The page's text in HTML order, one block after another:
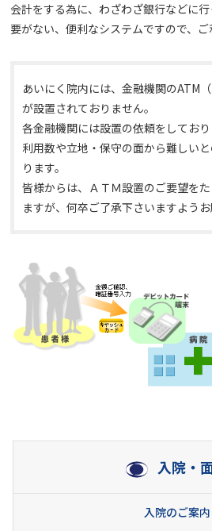
会計をする為に、わざわざ銀行などに
要がない、便利なシステムですので、ご
あいにく院内には、金融機関のATM
が設置されておりません。
各金融機関には設置の依頼をしてお
利用数や立地・保守の面から難しい
ります。
皆様からは、ＡＴＭ設置のご要望を
ますが、何卒ご了承下さいますようお
入院・
入院のご案内